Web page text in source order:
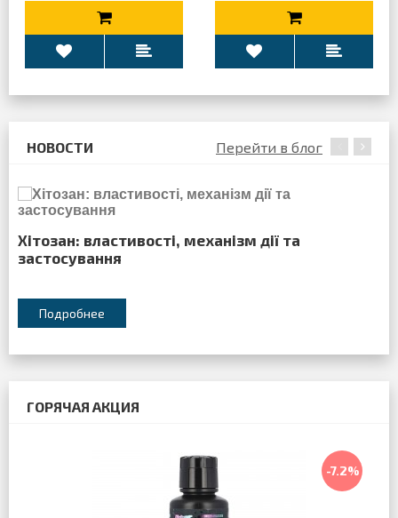
ГОРЯЧАЯ АКЦИЯ
-7.2%
НОВОСТИ Перейти в блог
Хітозан: властивості, механізм дії та
застосування
Подробнее